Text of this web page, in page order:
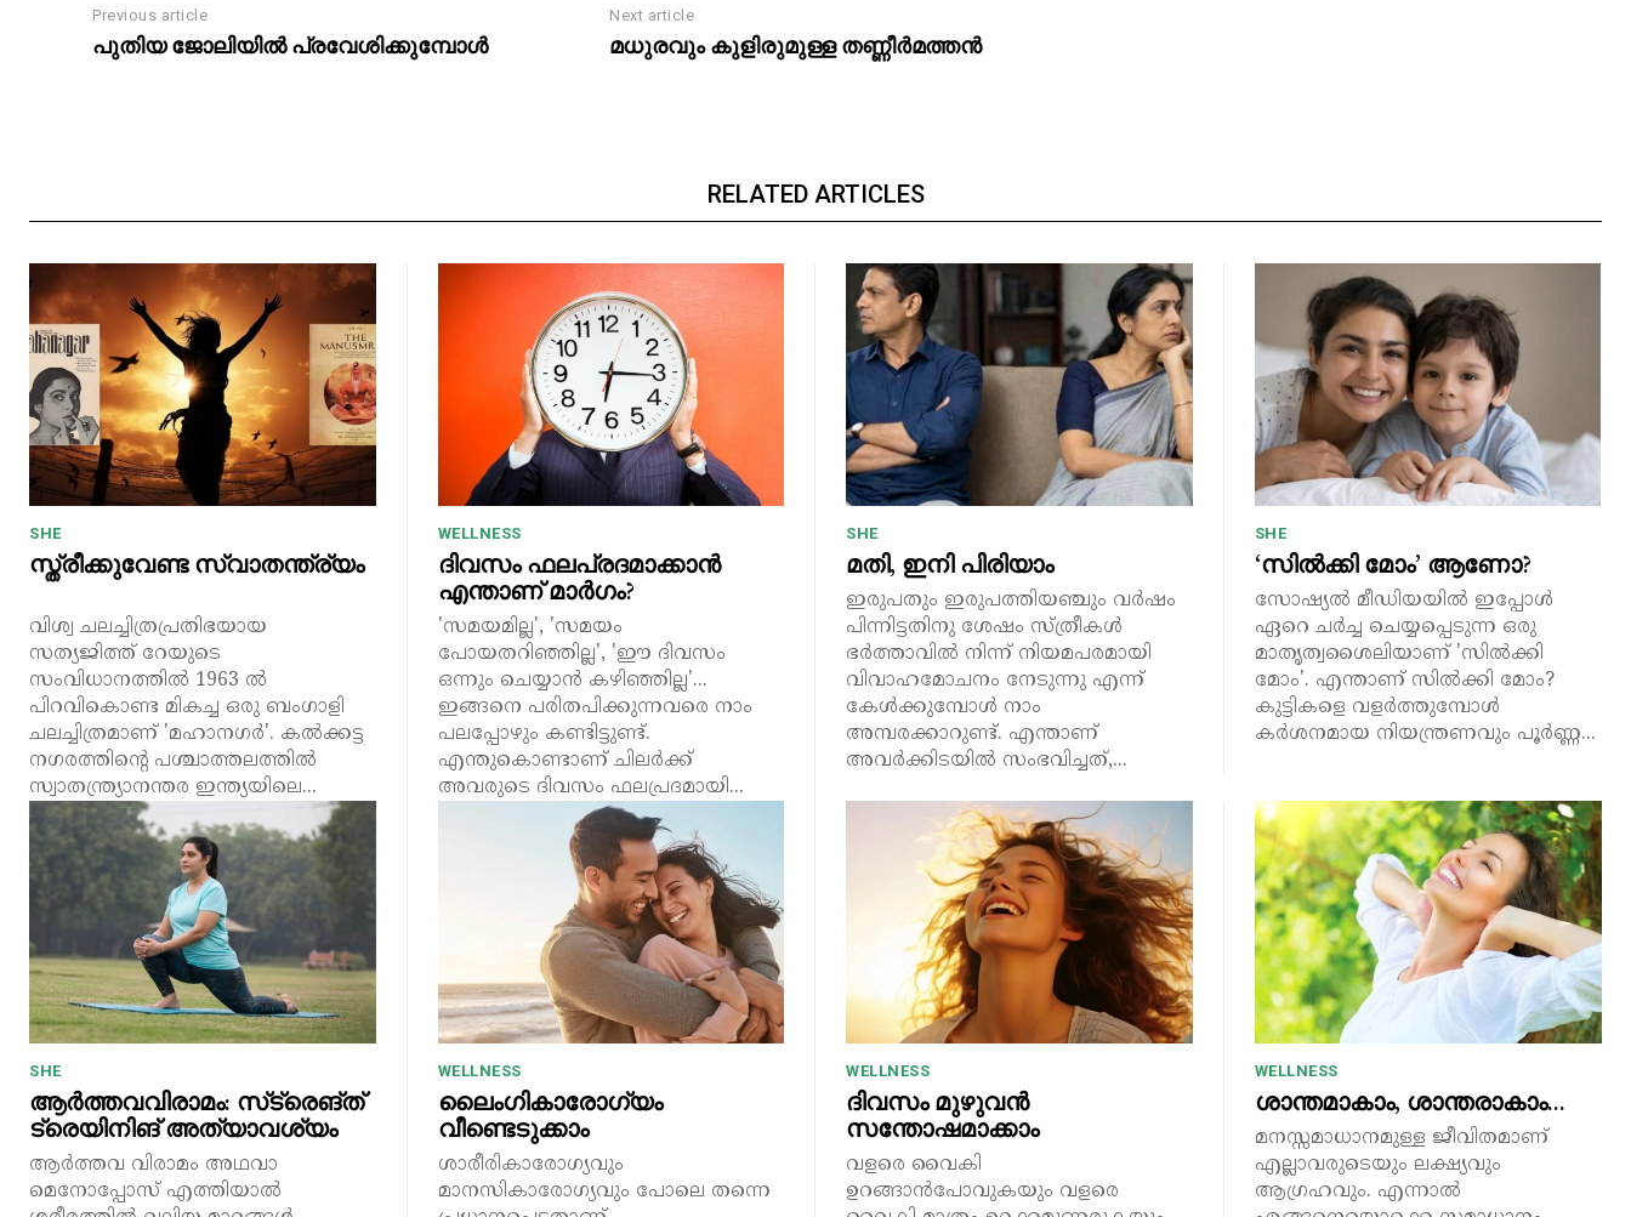
Previous article
പുതിയ ജോലിയില്‍ പ്രവേശിക്കുമ്പോള്‍
Next article
മധുരവും കുളിരുമുള്ള തണ്ണീര്‍മത്തന്‍
RELATED ARTICLES
SHE
സ്ത്രീക്കുവേണ്ട സ്വാതന്ത്ര്യം
വിശ്വ ചലച്ചിത്രപ്രതിഭയായ
സത്യജിത്ത് റേയുടെ
സംവിധാനത്തിൽ 1963 ൽ
പിറവികൊണ്ട മികച്ച ഒരു ബംഗാളി
ചലച്ചിത്രമാണ് 'മഹാനഗർ'. കൽക്കട്ട
നഗരത്തിന്റെ പശ്ചാത്തലത്തിൽ
സ്വാതന്ത്ര്യാനന്തര ഇന്ത്യയിലെ...
WELLNESS
ദിവസം ഫലപ്രദമാക്കാൻ
എന്താണ് മാർഗം?
'സമയമില്ല', 'സമയം
പോയതറിഞ്ഞില്ല', 'ഈ ദിവസം
ഒന്നും ചെയ്യാൻ കഴിഞ്ഞില്ല'...
ഇങ്ങനെ പരിതപിക്കുന്നവരെ നാം
പലപ്പോഴും കണ്ടിട്ടുണ്ട്.
എന്തുകൊണ്ടാണ് ചിലർക്ക്
അവരുടെ ദിവസം ഫലപ്രദമായി...
SHE
മതി, ഇനി പിരിയാം
ഇരുപതും ഇരുപത്തിയഞ്ചും വർഷം
പിന്നിട്ടതിനു ശേഷം സ്ത്രീകൾ
ഭർത്താവിൽ നിന്ന് നിയമപരമായി
വിവാഹമോചനം നേടുന്നു എന്ന്
കേൾക്കുമ്പോൾ നാം
അമ്പരക്കാറുണ്ട്. എന്താണ്
അവർക്കിടയിൽ സംഭവിച്ചത്,...
SHE
‘സിൽക്കി മോം’ ആണോ?
സോഷ്യൽ മീഡിയയിൽ ഇപ്പോൾ
ഏറെ ചർച്ച ചെയ്യപ്പെടുന്ന ഒരു
മാതൃത്വശൈലിയാണ് 'സിൽക്കി
മോം'. എന്താണ് സിൽക്കി മോം?
കുട്ടികളെ വളർത്തുമ്പോൾ
കർശനമായ നിയന്ത്രണവും പൂർണ്ണ...
SHE
ആർത്തവവിരാമം: സ്‌ട്രെങ്ത്
ട്രെയിനിങ് അത്യാവശ്യം
ആർത്തവ വിരാമം അഥവാ
മെനോപ്പോസ് എത്തിയാൽ
WELLNESS
ലൈംഗികാരോഗ്യം
വീണ്ടെടുക്കാം
ശാരീരികാരോഗ്യവും
മാനസികാരോഗ്യവും പോലെ തന്നെ
WELLNESS
ദിവസം മുഴുവൻ
സന്തോഷമാക്കാം
വളരെ വൈകി
ഉറങ്ങാൻപോവുകയും വളരെ
WELLNESS
ശാന്തമാകാം, ശാന്തരാകാം…
മനസ്സമാധാനമുള്ള ജീവിതമാണ്
എല്ലാവരുടെയും ലക്ഷ്യവും
ആഗ്രഹവും. എന്നാൽ